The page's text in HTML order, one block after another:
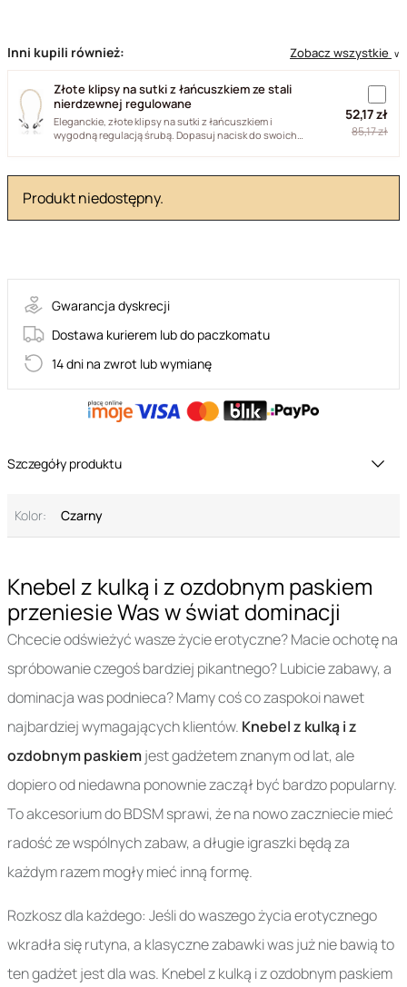
Knebel z kulką i z ozdobnym paskiem
przeniesie Was w świat dominacji
Chcecie odświeżyć wasze życie erotyczne? Macie ochotę na
spróbowanie czegoś bardziej pikantnego? Lubicie zabawy, a
dominacja was podnieca? Mamy coś co zaspokoi nawet
najbardziej wymagających klientów. Knebel z kulką i z
ozdobnym paskiemjest gadżetem znanym od lat, ale
dopiero od niedawna ponownie zaczął być bardzo popularny.
To akcesorium do BDSM sprawi, że na nowo zaczniecie mieć
radość ze wspólnych zabaw, a długie igraszki będą za
każdym razem mogły mieć inną formę.
Rozkosz dla każdego: Jeśli do waszego życia erotycznego
wkradła się rutyna, a klasyczne zabawki was już nie bawią to
ten gadżet jest dla was. Knebel z kulką i z ozdobnym paskiem
Inni kupili również: Zobacz wszystkie ∨
Złote klipsy na sutki z łańcuszkiem ze stali
nierdzewnej regulowane
Eleganckie, złote klipsy na sutki z łańcuszkiem i
wygodną regulacją śrubą. Dopasuj nacisk do swoich
52,17 zł
85,17 zł
Produkt niedostępny.
Gwarancja dyskrecji
Dostawa kurierem lub do paczkomatu
14 dni na zwrot lub wymianę
Szczegóły produktu
Kolor: Czarny